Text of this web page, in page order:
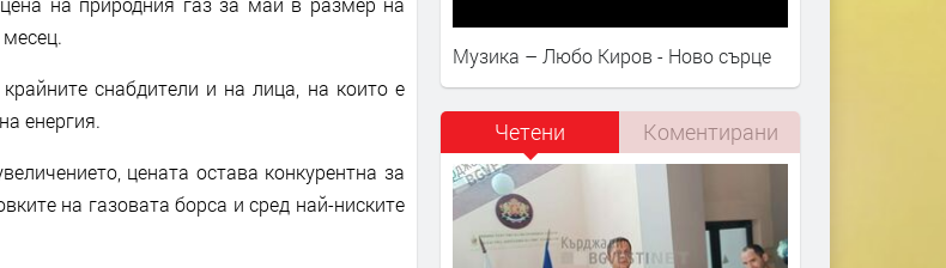
снабдители и на лица, на които е
енергия.
цената остава конкурентна за
на газовата борса и сред най-ниските
Музика – Любо Киров - Ново сърце
Четени Коментирани